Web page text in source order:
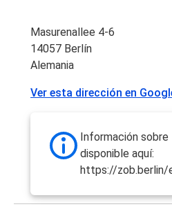
Masurenallee 4-6
14057 Berlín
Alemania
Ver esta dirección en
Información sobre
disponible aquí:
https://zob.berlin/